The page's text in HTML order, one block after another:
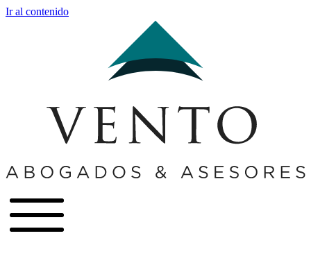
Ir al contenido